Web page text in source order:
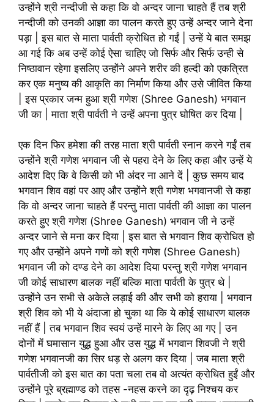
उन्होंने श्री नन्दीजी से कहा कि वो अन्दर जाना चाहते हैं तब श्री
नन्दीजी को उनकी आज्ञा का पालन करते हुए उन्हें अन्दर जाने देना
पड़ा | इस बात से माता पार्वती क्रोधित हो गईं | उन्हें ये बात समझ
आ गई कि अब उन्हें कोई ऐसा चाहिए जो सिर्फ और सिर्फ उन्ही से
निष्ठावान रहेगा इसलिए उन्होंने अपने शरीर की हल्दी को एकत्रित
कर एक मनुष्य की आकृति का निर्माण किया और उसे जीवित किया
| इस प्रकार जन्म हुआ श्री गणेश (Shree Ganesh) भगवान
जी का | माता श्री पार्वती ने उन्हें अपना पुत्र घोषित कर दिया |
एक दिन फिर हमेशा की तरह माता श्री पार्वती स्नान करने गईं तब
उन्होंने श्री गणेश भगवान जी से पहरा देने के लिए कहा और उन्हें ये
आदेश दिए कि वे किसी को भी अंदर ना आने दें | कुछ समय बाद
भगवान शिव वहां पर आए और उन्होंने श्री गणेश भगवानजी से कहा
कि वो अन्दर जाना चाहते हैं परन्तु माता पार्वती की आज्ञा का पालन
करते हुए श्री गणेश (Shree Ganesh) भगवान जी ने उन्हें
अन्दर जाने से मना कर दिया | इस बात से भगवान शिव क्रोधित हो
गए और उन्होंने अपने गणों को श्री गणेश (Shree Ganesh)
भगवान जी को दण्ड देने का आदेश दिया परन्तु श्री गणेश भगवान
जी कोई साधारण बालक नहीं बल्कि माता पार्वती के पुत्र थे |
उन्होंने उन सभी से अकेले लड़ाई की और सभी को हराया | भगवान
श्री शिव को भी ये अंदाजा हो चुका था कि ये कोई साधारण बालक
नहीं हैं | तब भगवान शिव स्वयं उन्हें मारने के लिए आ गए | उन
दोनों में घमासान युद्ध हुआ और उस युद्ध में भगवान शिवजी ने श्री
गणेश भगवानजी का सिर धड़ से अलग कर दिया | जब माता श्री
पार्वतीजी को इस बात का पता चला तब वो अत्यंत क्रोधित हुईं और
उन्होंने पूरे ब्रह्माण्ड को तहस -नहस करने का दृढ़ निश्चय कर